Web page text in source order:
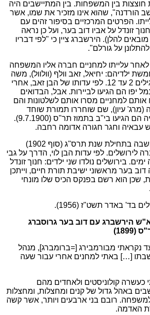
בין המשפחות. בין המתיישבים היה
הורדנה", שהוא אינו מזכיר את שמו, אשר
הפרטים המרכזיים בסיפור זהים עם
זונדל על אביו דוב בער, ועל כן נראה
להלן). הירשברג ציין כי "לפי דבריו
על גורלם".
לאחר עלייתו למחניים חברה אליו המשפחה
ילדיהם: יחיאל, זאב וולף (וולוול), משה
שכנא, לוי וציפורה, בגילים 2 עד 12. לפי עדותו של הבן זאב, אחרי
יפו הם הגיעו לביירות. אבל, הבדואים
אותם למחניים מסרו אותם לשלטונות והם
(מרג' עיון), שם שוחררו תמורת שוחד
והועברו למחניים, אליה הם הגיעו בי"ב בתמוז תר"ס (9.7.1900).
עבאיה וחגר חגורה אדומה רחבה.
עם פירוק המושבה בתחילת שנת תרס"ג (סוף 1902)
לירושלים. לפי עדות הבן לוי, הדרך על גבי
בירושלים נולדו שני ילדים: חנוך זונדל
בער מראשוני ישיבת תורת חיים, וייתכן
שכן הוא רשם בפנקס הכיס שלו מונחי
בד' באדר תשט"ז (1956).
הירשברג עם דוב בער גרוסברג
נקראתי מבורמבירג [=ברומברג], מנהל
[…] באתי למחנים אחרי עבור שעה
כעשרה קולוניסטים ולאחדים מהם
באהל גדול של קנים ומחצלות, ומחצלות
רובם בני ארבעים ויותר, אשר קשה
האדמה.